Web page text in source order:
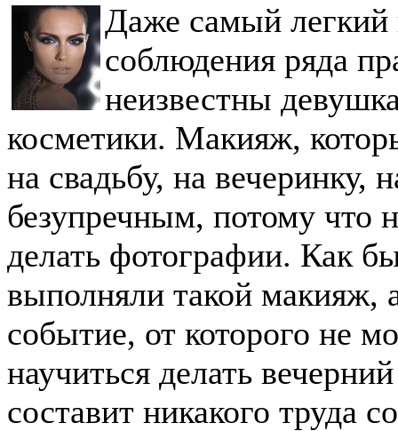
Даже самый легкий
соблюдения ряда
неизвестны
косметики. Макияж,
на свадьбу, на вечеринку,
безупречным, потому что
делать фотографии. Как
выполняли такой макияж,
событие, от которого не
научиться делать
составит никакого труда